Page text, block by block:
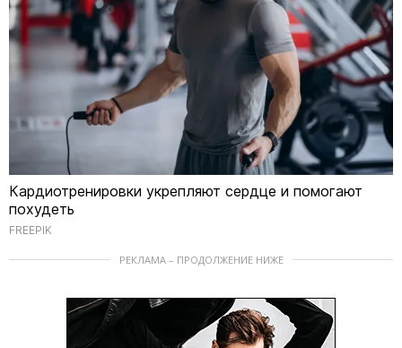
Кардиотренировки укрепляют сердце и помогают
похудеть
FREEPIK
РЕКЛАМА – ПРОДОЛЖЕНИЕ НИЖЕ